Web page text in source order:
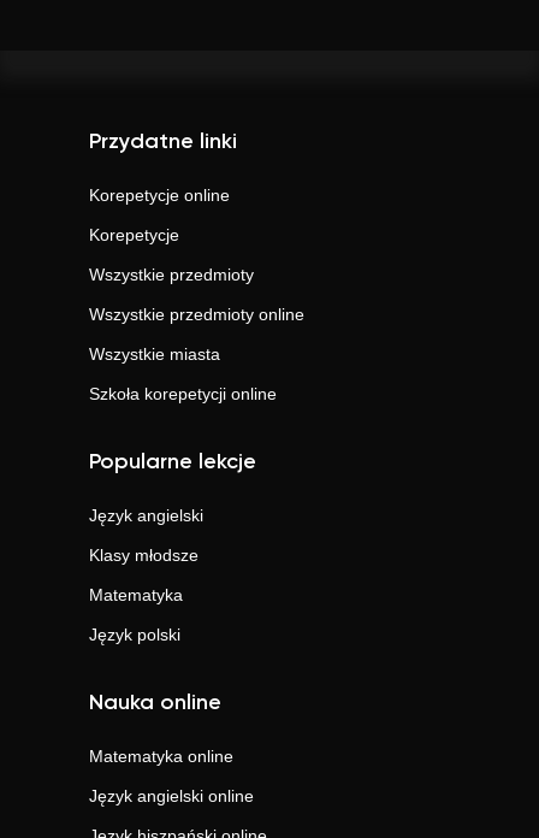
Przydatne linki
Korepetycje online
Korepetycje
Wszystkie przedmioty
Wszystkie przedmioty online
Wszystkie miasta
Szkoła korepetycji online
Popularne lekcje
Język angielski
Klasy młodsze
Matematyka
Język polski
Nauka online
Matematyka online
Język angielski online